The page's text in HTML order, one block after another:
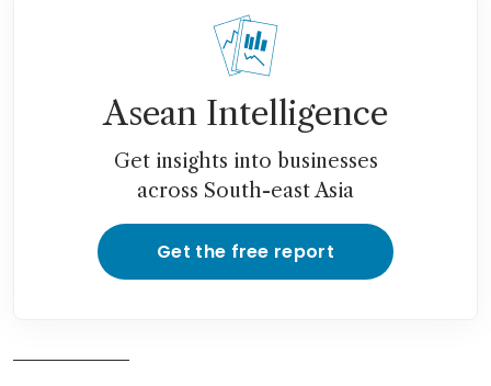
Asean Intelligence
Get insights into businesses
across South-east Asia
Get the free report